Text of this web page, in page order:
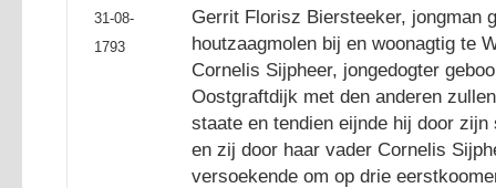
31-08-
1793
Gerrit Florisz Biersteeker, jongman
houtzaagmolen bij en woonagtig te
Cornelis Sijpheer, jongedogter
Oostgraftdijk met den anderen
staate en tendien eijnde hij door
en zij door haar vader Cornelis
versoekende om op drie